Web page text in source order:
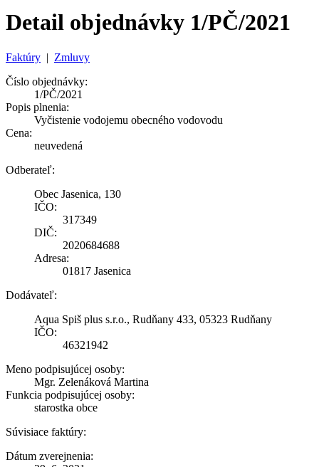
Detail objednávky 1/PČ/2021
Faktúry | Zmluvy
Číslo objednávky:
1/PČ/2021
Popis plnenia:
Vyčistenie vodojemu obecného vodovodu
Cena:
neuvedená
Odberateľ:
Obec Jasenica, 130
IČO:
317349
DIČ:
2020684688
Adresa:
01817 Jasenica
Dodávateľ:
Aqua Spiš plus s.r.o., Rudňany 433, 05323 Rudňany
IČO:
46321942
Meno podpisujúcej osoby:
Mgr. Zelenáková Martina
Funkcia podpisujúcej osoby:
starostka obce
Súvisiace faktúry:
Dátum zverejnenia: